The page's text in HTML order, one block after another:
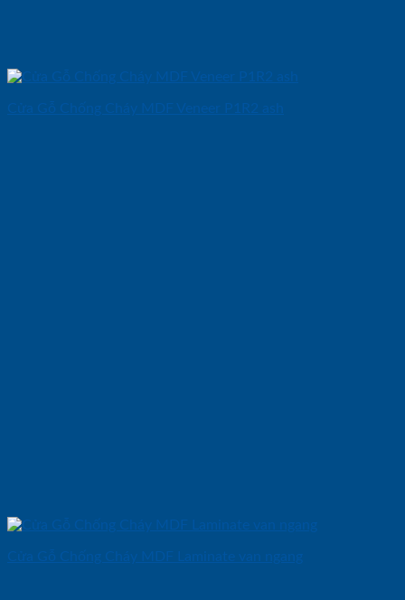
Cửa Gỗ Chống Cháy MDF Veneer P1R2 ash
Cửa Gỗ Chống Cháy MDF Laminate van ngang